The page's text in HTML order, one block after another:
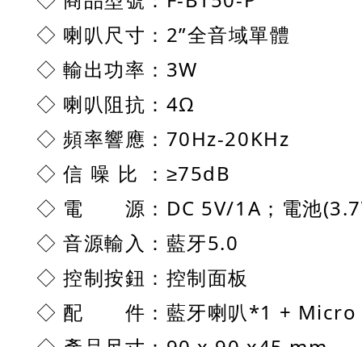
◇ 喇叭尺寸 ： 2”全音域單體
◇ 輸出功率 ： 3W
◇ 喇叭阻抗 ： 4Ω
◇ 頻率響應 ： 70Hz-20KHz
◇ 信 噪 比 ： ≥75dB
◇ 電 源 ： DC 5V/1A；電池
◇ 音源輸入 ： 藍牙5.0
◇ 控制按鈕 ： 控制面板
◇ 配 件 ：藍牙喇叭*1 + Micro